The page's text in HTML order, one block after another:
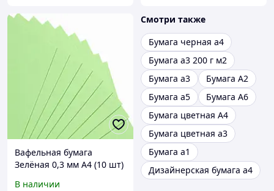
Вафельная бумага
Зелёная 0,3 мм А4 (10 шт)
В наличии
Смотри также
Бумага черная а4
Бумага а3 200 г м2
Бумага а3
Бумага А2
Бумага а5
Бумага А6
Бумага цветная А4
Бумага цветная а3
Бумага а1
Дизайнерская бумага а4